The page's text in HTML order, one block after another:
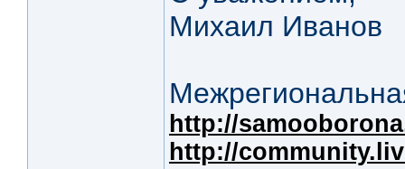
Михаил Иванов
http://
http://